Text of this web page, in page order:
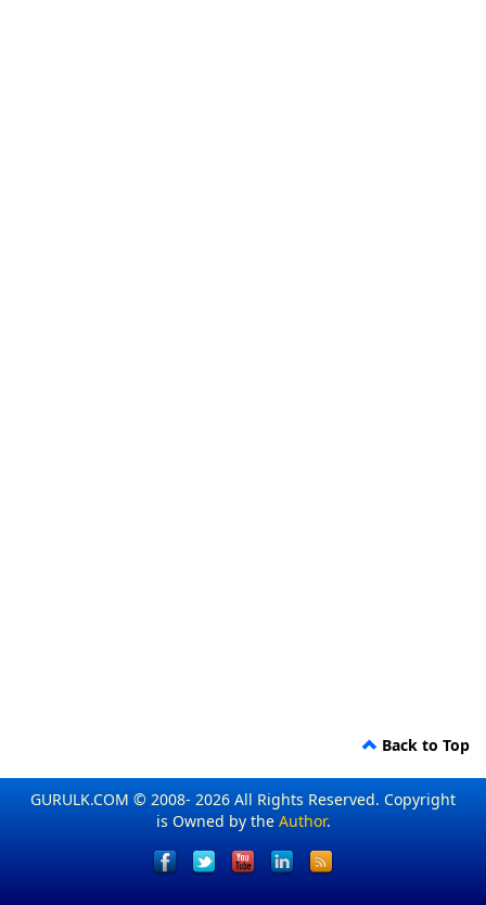
Back to Top
GURULK.COM © 2008- 2026 All Rights Reserved. Copyright
is Owned by the Author.